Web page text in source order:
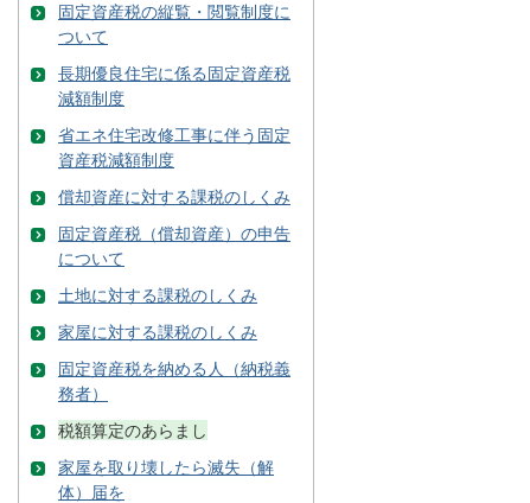
固定資産税の縦覧・閲覧制度に
ついて
長期優良住宅に係る固定資産税
減額制度
省エネ住宅改修工事に伴う固定
資産税減額制度
償却資産に対する課税のしくみ
固定資産税（償却資産）の申告
について
土地に対する課税のしくみ
家屋に対する課税のしくみ
固定資産税を納める人（納税義
務者）
税額算定のあらまし
家屋を取り壊したら滅失（解
体）届を